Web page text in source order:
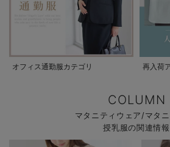
オフィス通勤服カテゴリ 再入荷
COLUMN
マタニティウェア/マタ
授乳服の関連情報